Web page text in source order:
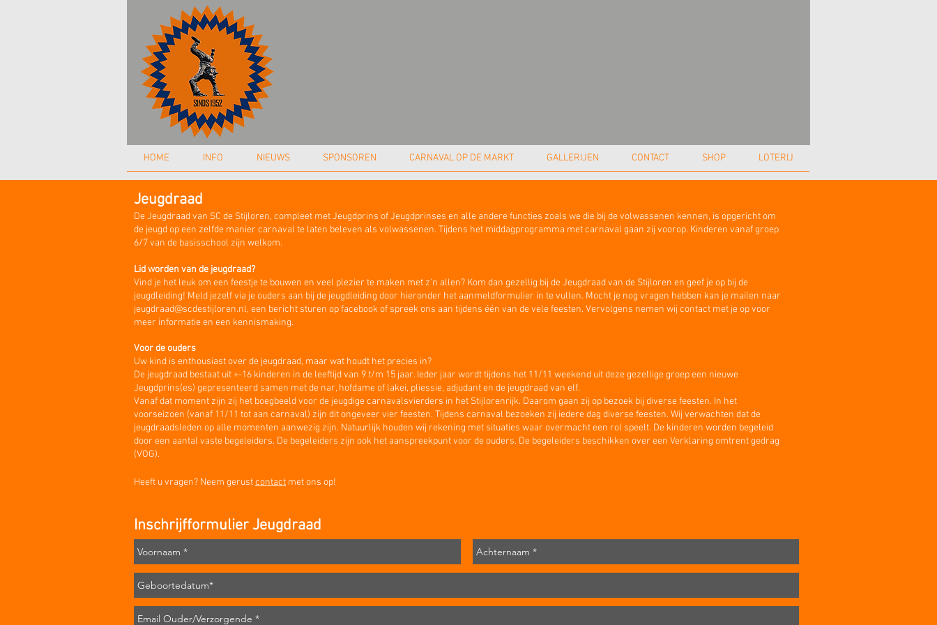
HOME INFO NIEUWS SPONSOREN CARNAVAL OP DE MARKT GALLERIJEN CONTACT SHOP LOTERIJ
Jeugdraad
De Jeugdraad van SC de Stijloren, compleet met Jeugdprins of Jeugdprinses en alle andere functies zoals we die bij de volwassenen kennen, is opgericht om
de jeugd op een zelfde manier carnaval te laten beleven als volwassenen. Tijdens het middagprogramma met carnaval gaan zij voorop. Kinderen vanaf groep
6/7 van de basisschool zijn welkom.
Lid worden van de jeugdraad?
Vind je het leuk om een feestje te bouwen en veel plezier te maken met z’n allen? Kom dan gezellig bij de Jeugdraad van de Stijloren en geef je op bij de
jeugdleiding! Meld jezelf via je ouders aan bij de jeugdleiding door hieronder het aanmeldformulier in te vullen. Mocht je nog vragen hebben kan je mailen naar
jeugdraad@scdestijloren.nl, een bericht sturen op facebook of spreek ons aan tijdens één van de vele feesten. Vervolgens nemen wij contact met je opvoor
meer informatie en een kennismaking.
Voor de ouders
Uw kind is enthousiast over de jeugdraad, maar wat houdt het precies in?
De jeugdraad bestaat uit +-16 kinderen in de leeftijd van 9 t/m 15 jaar. Ieder jaar wordt tijdens het 11/11 weekend uit deze gezellige groep een nieuwe
Jeugdprins(es) gepresenteerd samen met de nar, hofdame of lakei, pliessie, adjudant en de jeugdraad van elf.
Vanaf dat moment zijn zij het boegbeeld voor de jeugdige carnavalsvierders in het Stijlorenrijk. Daarom gaan zij op bezoek bij diverse feesten. In het
voorseizoen (vanaf 11/11 tot aan carnaval) zijn dit ongeveer vier feesten. Tijdens carnaval bezoeken zij iedere dag diverse feesten. Wij verwachten dat de
jeugdraadsleden op alle momenten aanwezig zijn. Natuurlijk houden wij rekening met situaties waar overmacht een rol speelt. De kinderen worden begeleid
door een aantal vaste begeleiders. De begeleiders zijn ook het aanspreekpunt voor de ouders. De begeleiders beschikken over een Verklaring omtrent gedrag
(VOG).
Heeft u vragen? Neem gerustcontact met ons op!
Inschrijfformulier Jeugdraad